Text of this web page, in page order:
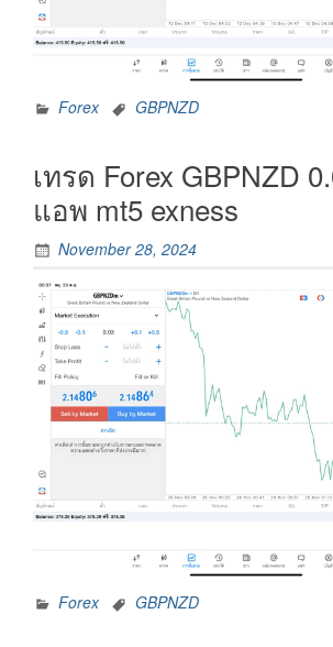
Forex GBPNZD
เทรด Forex GBPNZD
แอพ mt5 exness
November 28, 2024
Forex GBPNZD